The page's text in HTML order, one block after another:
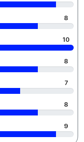
8
10
8
7
8
9